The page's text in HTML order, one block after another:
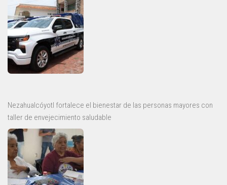
Nezahualcóyotl fortalece el bienestar de las personas mayores con
taller de envejecimiento saludable